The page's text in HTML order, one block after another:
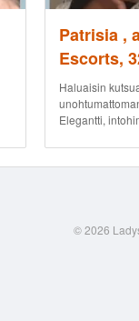
Patrisia ,
Escorts,
Haluaisin
Elegantti,
© 2026